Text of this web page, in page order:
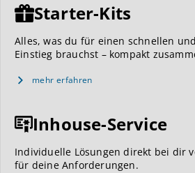
Starter-Kits
Alles, was du für einen schnellen
Einstieg brauchst – kompakt
mehr erfahren
Inhouse-Service
Individuelle Lösungen direkt bei dir
für deine Anforderungen.